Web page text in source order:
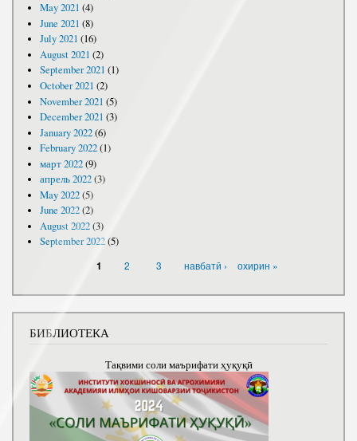
May 2021 (4)
June 2021 (8)
July 2021 (16)
August 2021 (2)
September 2021 (1)
October 2021 (2)
November 2021 (5)
December 2021 (3)
January 2022(6)
February 2022(1)
март 2022(9)
апрель 2022(3)
May 2022(5)
June 2022(2)
August 2022(3)
September 2022(5)
1 2 3 навбатӣ › охирин »
БИБЛИОТЕКА
Тақвими соли маърифати ҳуқуқӣ